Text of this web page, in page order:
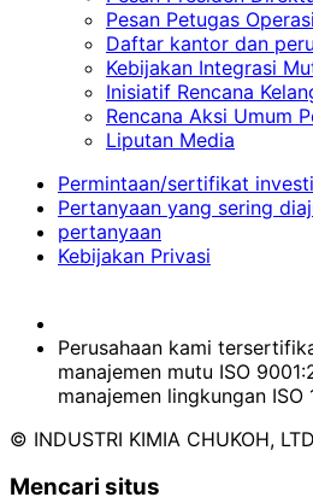
Pesan Petugas
Daftar kantor dan
Kebijakan Integrasi
Inisiatif Rencana
Rencana Aksi Umum
Liputan Media
Permintaan/sertifikat
Pertanyaan yang sering
pertanyaan
Kebijakan Privasi
Perusahaan kami
manajemen mutu ISO
manajemen lingkungan ISO
© INDUSTRI KIMIA CHUKOH,
Mencari situs